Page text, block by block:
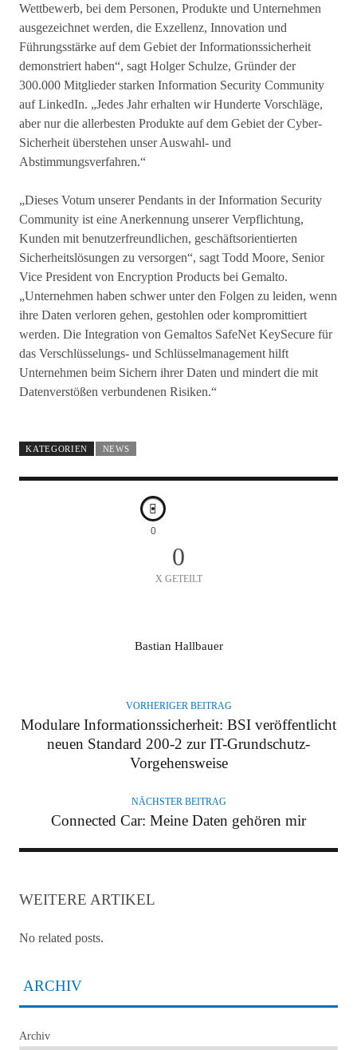
Wettbewerb, bei dem Personen, Produkte und Unternehmen
ausgezeichnet werden, die Exzellenz, Innovation und
Führungsstärke auf dem Gebiet der Informationssicherheit
demonstriert haben“, sagt Holger Schulze, Gründer der
300.000 Mitglieder starken Information Security Community
auf LinkedIn. „Jedes Jahr erhalten wir Hunderte Vorschläge,
aber nur die allerbesten Produkte auf dem Gebiet der Cyber-
Sicherheit überstehen unser Auswahl- und
Abstimmungsverfahren.“
„Dieses Votum unserer Pendants in der Information Security
Community ist eine Anerkennung unserer Verpflichtung,
Kunden mit benutzerfreundlichen, geschäftsorientierten
Sicherheitslösungen zu versorgen“, sagt Todd Moore, Senior
Vice President von Encryption Products bei Gemalto.
„Unternehmen haben schwer unter den Folgen zu leiden, wenn
ihre Daten verloren gehen, gestohlen oder kompromittiert
werden. Die Integration von Gemaltos SafeNet KeySecure für
das Verschlüsselungs- und Schlüsselmanagement hilft
Unternehmen beim Sichern ihrer Daten und mindert die mit
Datenverstößen verbundenen Risiken.“
KATEGORIEN NEWS
0
0
X GETEILT
R
Bastian Hallbauer
VORHERIGER BEITRAG
Modulare Informationssicherheit: BSI veröffentlicht
neuen Standard 200-2 zur IT-Grundschutz-
Vorgehensweise
NÄCHSTER BEITRAG
Connected Car: Meine Daten gehören mir
WEITERE ARTIKEL
No related posts.
ARCHIV
Archiv